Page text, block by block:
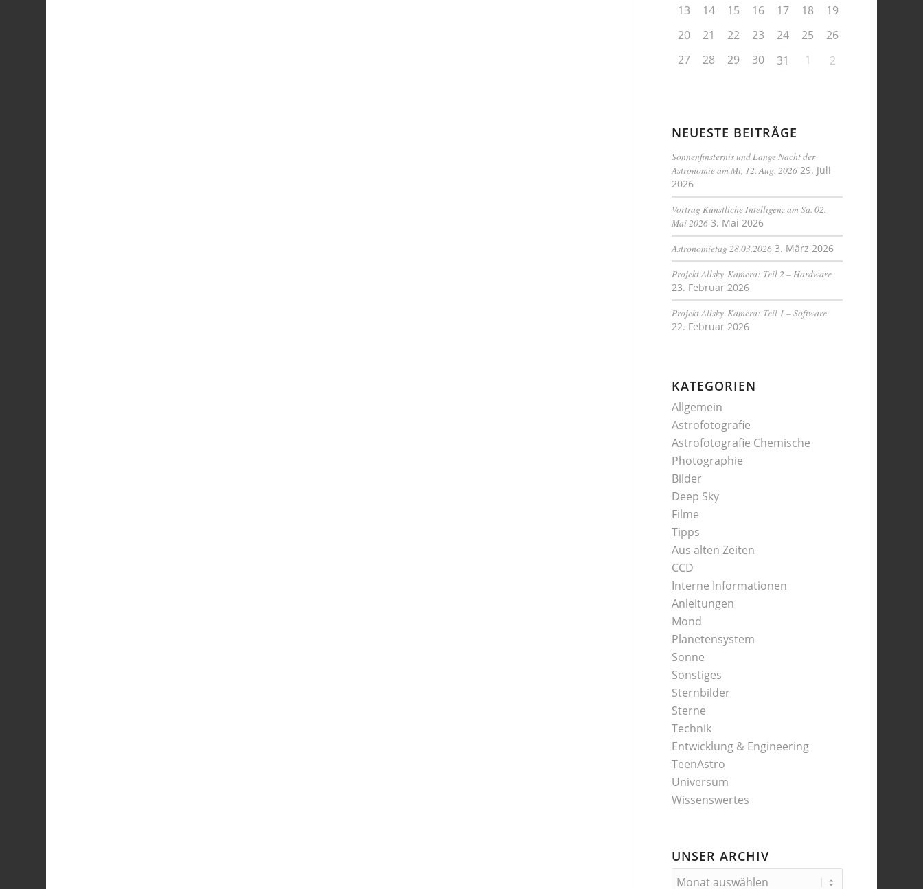
13
14 15 16 17 18
19
20
21 22 23 24 25
26
27
28 29 30 31 1 2
NEUESTE BEITRÄGE
Sonnenfinsternis und Lange Nacht der
Astronomie am Mi, 12. Aug. 2026 29. Juli
2026
Vortrag Künstliche Intelligenz am Sa. 02.
Mai 2026 3. Mai 2026
Astronomietag 28.03.2026 3. März 2026
Projekt Allsky-Kamera: Teil 2 – Hardware
23. Februar 2026
Projekt Allsky-Kamera: Teil 1 – Software
22. Februar 2026
KATEGORIEN
Allgemein
Astrofotografie
Astrofotografie Chemische
Photographie
Bilder
Deep Sky
Filme
Tipps
Aus alten Zeiten
CCD
Interne Informationen
Anleitungen
Mond
Planetensystem
Sonne
Sonstiges
Sternbilder
Sterne
Technik
Entwicklung & Engineering
TeenAstro
Universum
Wissenswertes
UNSER ARCHIV